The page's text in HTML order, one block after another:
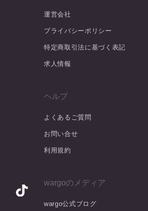
運営会社
プライバシーポリシー
特定商取引法に基づく表記
求人情報
ヘルプ
よくあるご質問
お問い合せ
利用規約
wargoのメディア
wargo公式ブログ